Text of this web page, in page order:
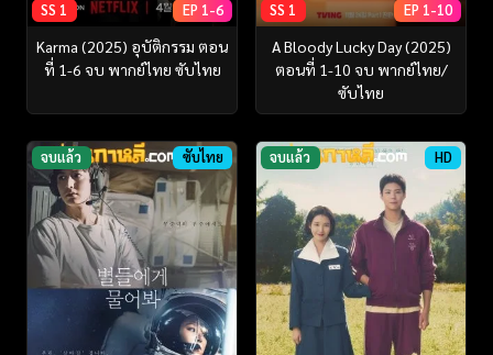
SS 1 EP 1-6
Karma (2025) อุบัติกรรม ตอน
ที่ 1-6 จบ พากย์ไทย ซับไทย
SS 1 EP 1-10
A Bloody Lucky Day (2025)
ตอนที่ 1-10 จบ พากย์ไทย/
ซับไทย
จบแล้ว ซับไทย จบแล้ว HD